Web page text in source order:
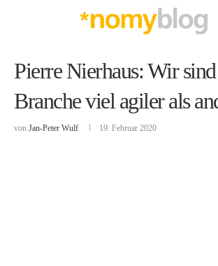
Pierre Nierhaus: Wir
Branche viel agiler als
von Jan-Peter Wulf 19. Februar 2020